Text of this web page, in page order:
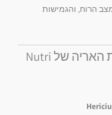
הרוח, והגמישות
מה מייחד את אבקת הרעמת האריה של Nutri